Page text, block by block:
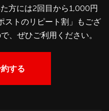
方には2回目から1,000円
ストのリピート割」もござ
、ぜひご利用ください。
する